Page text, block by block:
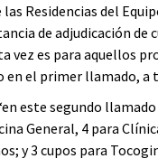
Residencias del
de adjudicación
vez es para aquellos
en el primer llamado, a
este segundo
General, 4 para
y 3 cupos para